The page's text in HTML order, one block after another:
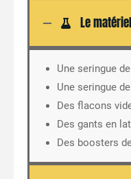
Le
Une seringue
Une seringue
Des flacons
Des gants en
Des boosters